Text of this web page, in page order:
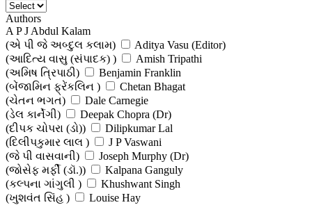
Authors
A P J Abdul Kalam
(એ પી જે અબ્દુલ કલામ)
Aditya Vasu (Editor)
(આદિત્ય વાસુ (સંપાદક) )
Amish Tripathi
(અમિષ ત્રિપાઠી)
Benjamin Franklin
(બેંજામિન ફ્રેંકલિન )
Chetan Bhagat
(ચેતન ભગત)
Dale Carnegie
(ડેલ કાર્નેગી)
Deepak Chopra (Dr)
(દીપક ચોપરા (ડો))
Dilipkumar Lal
(દિલીપકુમાર લાલ )
J P Vaswani
(જે પી વાસવાની)
Joseph Murphy (Dr)
(જોસેફ મર્ફી (ડૉ.))
Kalpana Ganguly
(કલ્પના ગાંગુલી )
Khushwant Singh
(ખુશવંત સિંહ )
Louise Hay